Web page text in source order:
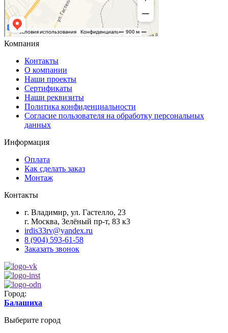
Компания
Контакты
О компании
Наши проекты
Сертификаты
Наши реквизиты
Политика конфиденциальности
Согласие пользователя на обработку персональных
данных
Информация
Оплата
Как сделать заказ
Монтаж
Контакты
г. Владимир, ул. Гастелло, 23
г. Москва, Зелёный пр-т, 83 к3
irdis33rv@yandex.ru
8 (904) 593-61-58
Заказать звонок
Город:
Балашиха
Выберите город